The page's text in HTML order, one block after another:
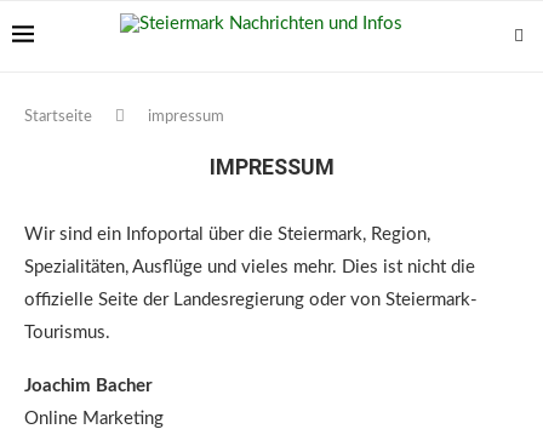
Startseite impressum
IMPRESSUM
Wir sind ein Infoportal über die Steiermark, Region,
Spezialitäten, Ausflüge und vieles mehr. Dies ist nicht die
offizielle Seite der Landesregierung oder von Steiermark-
Tourismus.
Joachim Bacher
Online Marketing